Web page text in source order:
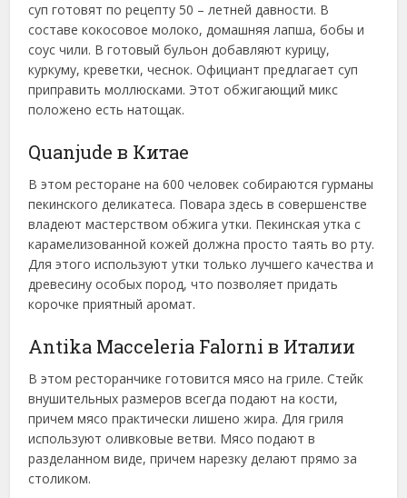
суп готовят по рецепту 50 – летней давности. В
составе кокосовое молоко, домашняя лапша, бобы и
соус чили. В готовый бульон добавляют курицу,
куркуму, креветки, чеснок. Официант предлагает суп
приправить моллюсками. Этот обжигающий микс
положено есть натощак.
Quanjude в Китае
В этом ресторане на 600 человек собираются гурманы
пекинского деликатеса. Повара здесь в совершенстве
владеют мастерством обжига утки. Пекинская утка с
карамелизованной кожей должна просто таять во рту.
Для этого используют утки только лучшего качества и
древесину особых пород, что позволяет придать
корочке приятный аромат.
Antika Macceleria Falorni в Италии
В этом ресторанчике готовится мясо на гриле. Стейк
внушительных размеров всегда подают на кости,
причем мясо практически лишено жира. Для гриля
используют оливковые ветви. Мясо подают в
разделанном виде, причем нарезку делают прямо за
столиком.